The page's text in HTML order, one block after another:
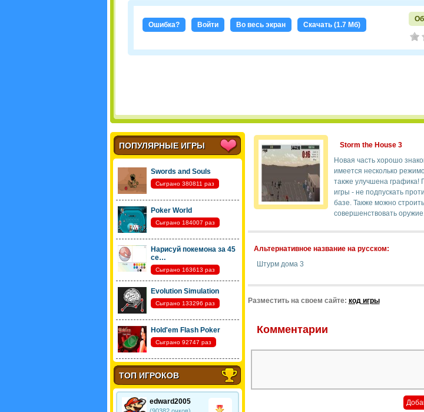
Ошибка? Войти Во весь экран Скачать (1.7 Мб)
ПОПУЛЯРНЫЕ ИГРЫ
Swords and Souls
Сыграно 380811 раз
Poker World
Сыграно 184007 раз
Нарисуй покемона за 45
се…
Сыграно 163613 раз
Evolution Simulation
Сыграно 133296 раз
Hold'em Flash Poker
Сыграно 92747 раз
ТОП ИГРОКОВ
edward2005
Storm the House 3
Новая часть хорошо
имеется несколько
также улучшена графика!
игры - не подпускать
базе. Также можно
совершенствовать
Альтернативное название на русском:
Штурм дома 3
Разместить на своем сайте: код игры
Комментарии